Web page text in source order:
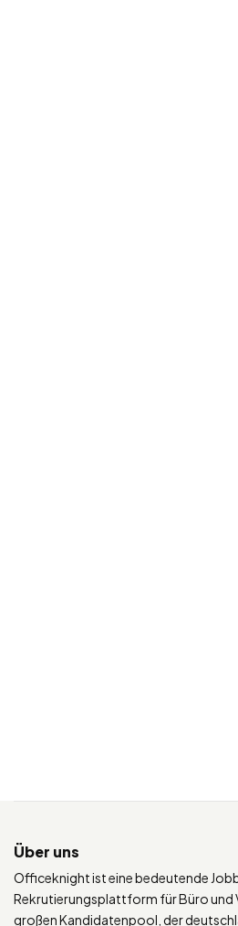
Über uns
Officeknight ist eine bedeutende
Rekrutierungsplattform für Büro und
großen Kandidatenpool, der